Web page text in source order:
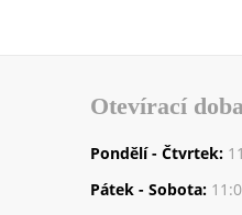
Otevírací
Pondělí - Čtvrtek:
Pátek - Sobota: